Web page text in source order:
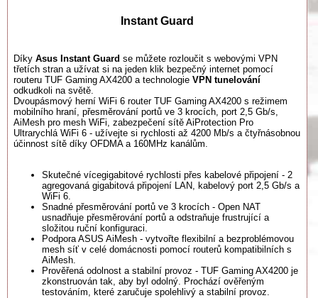
Instant Guard
Díky Asus Instant Guard se můžete rozloučit s webovými VPN
třetích stran a užívat si na jeden klik bezpečný internet pomocí
routeru TUF Gaming AX4200 a technologie VPN tunelování
odkudkoli na světě.
Dvoupásmový herní WiFi 6 router TUF Gaming AX4200 s režimem
mobilního hraní, přesměrování portů ve 3 krocích, port 2,5 Gb/s,
AiMesh pro mesh WiFi, zabezpečení sítě AiProtection Pro
Ultrarychlá WiFi 6 - užívejte si rychlosti až 4200 Mb/s a čtyřnásobnou
účinnost sítě díky OFDMA a 160MHz kanálům.
Skutečné vícegigabitové rychlosti přes kabelové připojení - 2
agregovaná gigabitová připojení LAN, kabelový port 2,5 Gb/s a
WiFi 6.
Snadné přesměrování portů ve 3 krocích - Open NAT
usnadňuje přesměrování portů a odstraňuje frustrující a
složitou ruční konfiguraci.
Podpora ASUS AiMesh - vytvořte flexibilní a bezproblémovou
mesh síť v celé domácnosti pomocí routerů kompatibilních s
AiMesh.
Prověřená odolnost a stabilní provoz - TUF Gaming AX4200 je
zkonstruován tak, aby byl odolný. Prochází ověřeným
testováním, které zaručuje spolehlivý a stabilní provoz.